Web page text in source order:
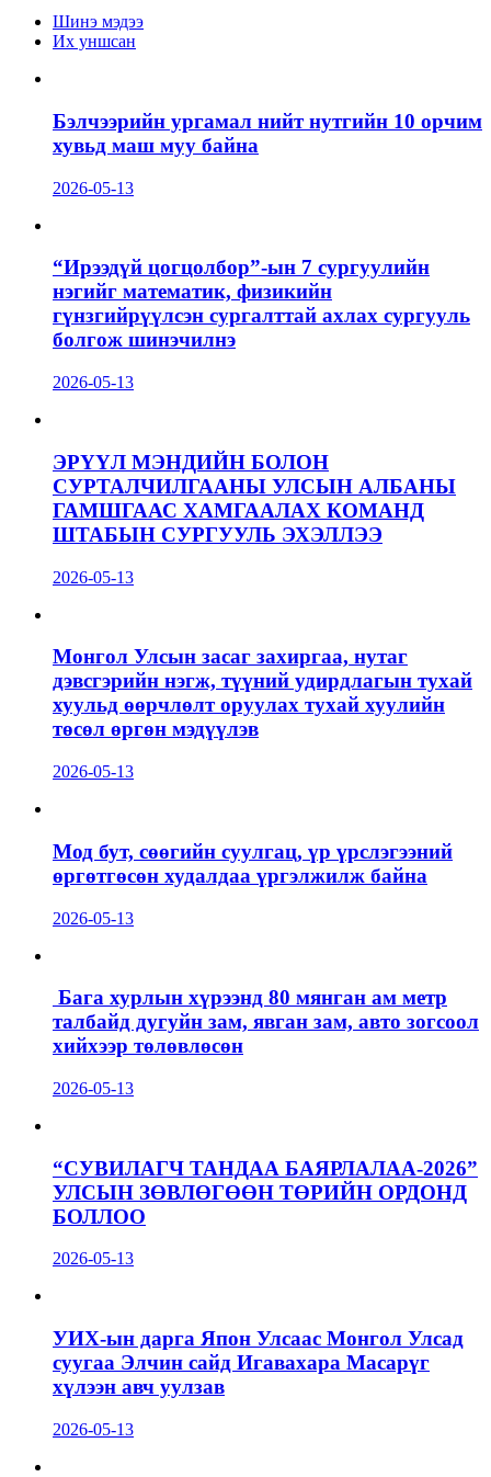
Шинэ мэдээ
Их уншсан
Бэлчээрийн ургамал нийт нутгийн 10 орчим
хувьд маш муу байна
2026-05-13
“Ирээдүй цогцолбор”-ын 7 сургуулийн
нэгийг математик, физикийн
гүнзгийрүүлсэн сургалттай ахлах сургууль
болгож шинэчилнэ
2026-05-13
ЭРҮҮЛ МЭНДИЙН БОЛОН
СУРТАЛЧИЛГААНЫ УЛСЫН АЛБАНЫ
ГАМШГААС ХАМГААЛАХ КОМАНД
ШТАБЫН СУРГУУЛЬ ЭХЭЛЛЭЭ
2026-05-13
Монгол Улсын засаг захиргаа, нутаг
дэвсгэрийн нэгж, түүний удирдлагын тухай
хуульд өөрчлөлт оруулах тухай хуулийн
төсөл өргөн мэдүүлэв
2026-05-13
Мод бут, сөөгийн суулгац, үр үрслэгээний
өргөтгөсөн худалдаа үргэлжилж байна
2026-05-13
Бага хурлын хүрээнд 80 мянган ам метр
талбайд дугуйн зам, явган зам, авто зогсоол
хийхээр төлөвлөсөн
2026-05-13
“СУВИЛАГЧ ТАНДАА БАЯРЛАЛАА-2026”
УЛСЫН ЗӨВЛӨГӨӨН ТӨРИЙН ОРДОНД
БОЛЛОО
2026-05-13
УИХ-ын дарга Япон Улсаас Монгол Улсад
суугаа Элчин сайд Игавахара Масарүг
хүлээн авч уулзав
2026-05-13